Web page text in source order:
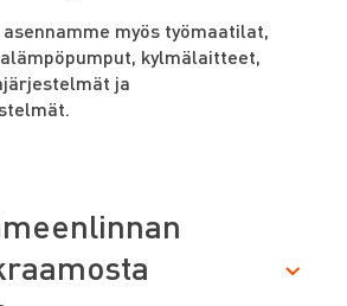
myös työmaatilat,
kylmälaitteet,
ja